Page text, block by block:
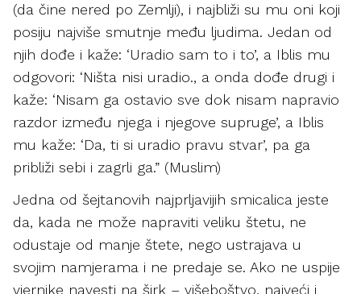
(da čine nered po Zemlji), i najbliži su mu oni koji
posiju najviše smutnje među ljudima. Jedan od
njih dođe i kaže: ‘Uradio sam to i to’, a Iblis mu
odgovori: ‘Ništa nisi uradio., a onda dođe drugi i
kaže: ‘Nisam ga ostavio sve dok nisam napravio
razdor između njega i njegove supruge’, a Iblis
mu kaže: ‘Da, ti si uradio pravu stvar’, pa ga
približi sebi i zagrli ga.” (Muslim)
Jedna od šejtanovih najprljavijih smicalica jeste
da, kada ne može napraviti veliku štetu, ne
odustaje od manje štete, nego ustrajava u
svojim namjerama i ne predaje se. Ako ne uspije
vjernike navesti na širk – višeboštvo, najveći i